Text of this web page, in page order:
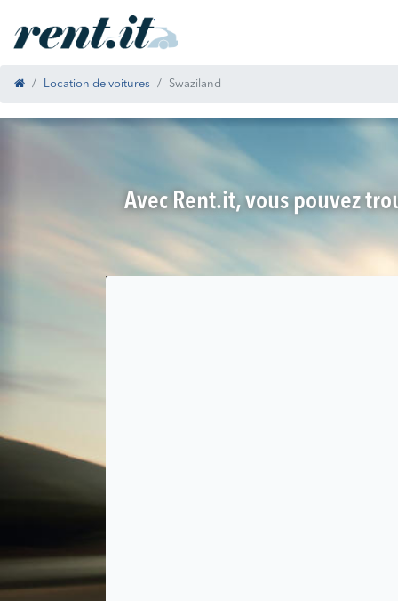
Location de voitures Swaziland
Avec Rent.it, vous pouvez